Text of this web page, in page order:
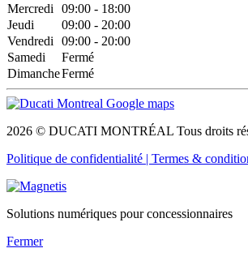
Mercredi
09:00 - 18:00
Jeudi
09:00 - 20:00
Vendredi
09:00 - 20:00
Samedi
Fermé
DimancheFermé
2026 © DUCATI MONTRÉAL Tous droits
Politique de confidentialité | Termes &
Solutions numériques pour concessionnaires
Fermer